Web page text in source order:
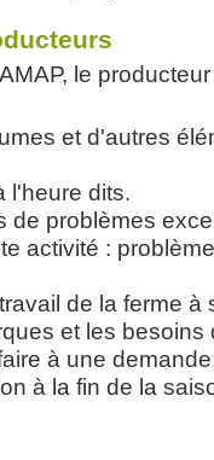
le
et d'autres
l'heure dits.
de problèmes
activité :
de la ferme à
et les besoins
à une
à la fin de la